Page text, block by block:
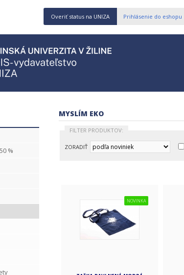
Overiť status na UNIZA Prihlásenie do eshopu
%
MYSLÍM EKO
FILTER PRODUKTOV:
ZORADIŤ
NOVINKA